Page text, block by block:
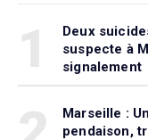
Deux
suspecte à
signalement
Marseille :
pendaison,